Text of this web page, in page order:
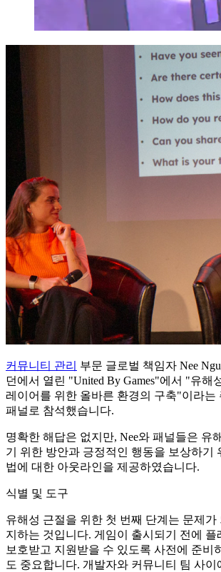
커뮤니티 관리 부문 글로벌 책임자 Nee
던에서 열린 "United By Games"에서 "유해
레이어를 위한 올바른 환경의 구축"이라는
패널로 참석했습니다.
명확한 해답은 없지만, Nee와 패널들은 유
기 위한 방안과 긍정적인 행동을 보상하기
법에 대한 아웃라인을 제공하였습니다.
식별 및 도구
유해성 근절을 위한 첫 번째 단계는 문제가
지하는 것입니다. 게임이 출시되기 전에 플
보호받고 지원받을 수 있도록 사전에 준비
도 중요합니다. 개발자와 커뮤니티 팀 사